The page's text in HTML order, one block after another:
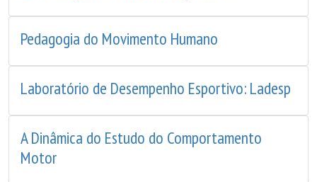
Pedagogia do Movimento Humano
Laboratório de Desempenho Esportivo: Ladesp
A Dinâmica do Estudo do Comportamento
Motor